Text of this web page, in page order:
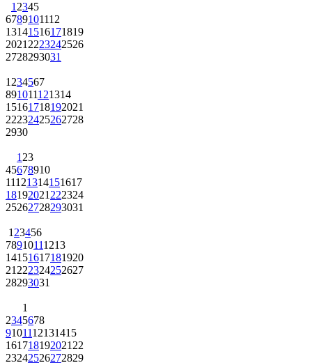
12345
6789101112
13141516171819
20212223242526
2728293031
1234567
891011121314
15161718192021
22232425262728
2930
123
45678910
11121314151617
18192021222324
25262728293031
123456
78910111213
14151617181920
21222324252627
28293031
1
2345678
9101112131415
16171819202122
23242526272829